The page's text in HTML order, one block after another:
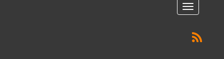
القائمه